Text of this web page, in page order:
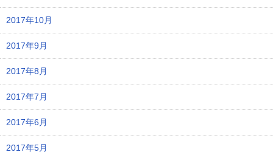
2017年10月
2017年9月
2017年8月
2017年7月
2017年6月
2017年5月